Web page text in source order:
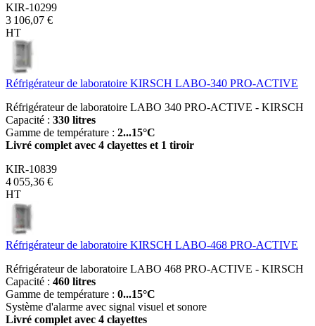
KIR-10299
3 106,07 €
HT
Réfrigérateur de laboratoire KIRSCH LABO-340 PRO-ACTIVE
Réfrigérateur de laboratoire LABO 340 PRO-ACTIVE - KIRSCH
Capacité : 330 litres
Gamme de température : 2...15°C
Livré complet avec 4 clayettes et 1 tiroir
KIR-10839
4 055,36 €
HT
Réfrigérateur de laboratoire KIRSCH LABO-468 PRO-ACTIVE
Réfrigérateur de laboratoire LABO 468 PRO-ACTIVE - KIRSCH
Capacité : 460 litres
Gamme de température : 0...15°C
Système d'alarme avec signal visuel et sonore
Livré complet avec 4 clayettes